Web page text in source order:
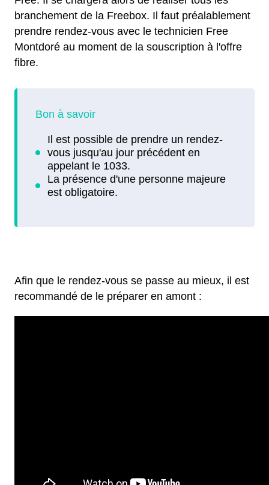
branchement de la Freebox. Il faut préalablement
prendre rendez-vous avec le technicien Free
Montdoré au moment de la souscription à l'offre
fibre.
Afin que le rendez-vous se passe au mieux, il est
recommandé de le préparer en amont :